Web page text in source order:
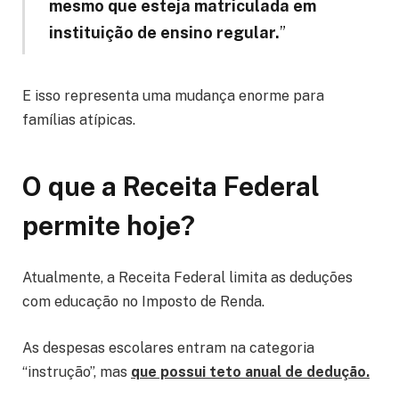
mesmo que esteja matriculada em
instituição de ensino regular.”
E isso representa uma mudança enorme para
famílias atípicas.
O que a Receita Federal
permite hoje?
Atualmente, a Receita Federal limita as deduções
com educação no Imposto de Renda.
As despesas escolares entram na categoria
“instrução”, mas que possui teto anual de dedução.